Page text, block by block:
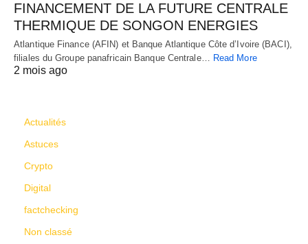
FINANCEMENT DE LA FUTURE CENTRALE
THERMIQUE DE SONGON ENERGIES
Atlantique Finance (AFIN) et Banque Atlantique Côte d’Ivoire (BACI),
filiales du Groupe panafricain Banque Centrale… Read More
2 mois ago
Actualités
Astuces
Crypto
Digital
factchecking
Non classé